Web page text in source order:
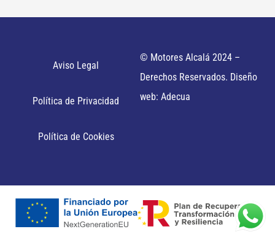
Aviso Legal
Política de Privacidad
Política de Cookies
© Motores Alcalá 2024 –
Derechos Reservados. Diseño
web: Adecua